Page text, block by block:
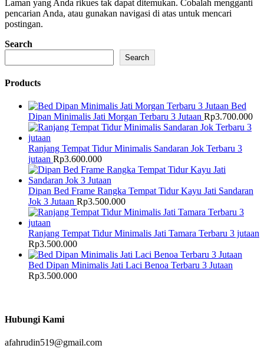
Laman yang Anda rikues tak dapat ditemukan. Cobalah mengganti
pencarian Anda, atau gunakan navigasi di atas untuk mencari
postingan.
Search
Search
Products
Bed
Dipan Minimalis Jati Morgan Terbaru 3 Jutaan Rp3.700.000
Ranjang Tempat Tidur Minimalis Sandaran Jok Terbaru 3
jutaan Rp3.600.000
Dipan Bed Frame Rangka Tempat Tidur Kayu Jati Sandaran
Jok 3 Jutaan Rp3.500.000
Ranjang Tempat Tidur Minimalis Jati Tamara Terbaru 3 jutaan
Rp3.500.000
Bed Dipan Minimalis Jati Laci Benoa Terbaru 3 Jutaan
Rp3.500.000
Hubungi Kami
afahrudin519@gmail.com